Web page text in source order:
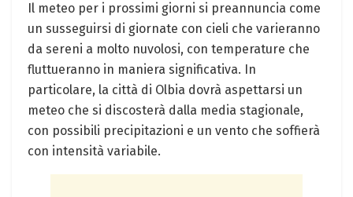
Il meteo per i prossimi giorni si preannuncia come
un susseguirsi di giornate con cieli che varieranno
da sereni a molto nuvolosi, con temperature che
fluttueranno in maniera significativa. In
particolare, la città di Olbia dovrà aspettarsi un
meteo che si discosterà dalla media stagionale,
con possibili precipitazioni e un vento che soffierà
con intensità variabile.